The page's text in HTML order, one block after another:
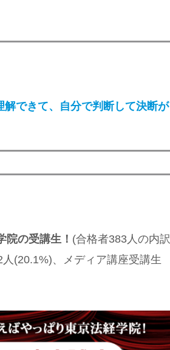
できて、自分で判断して決断が
の受講生！ (合格者383人の内訳
(20.1%)、メディア講座受講生